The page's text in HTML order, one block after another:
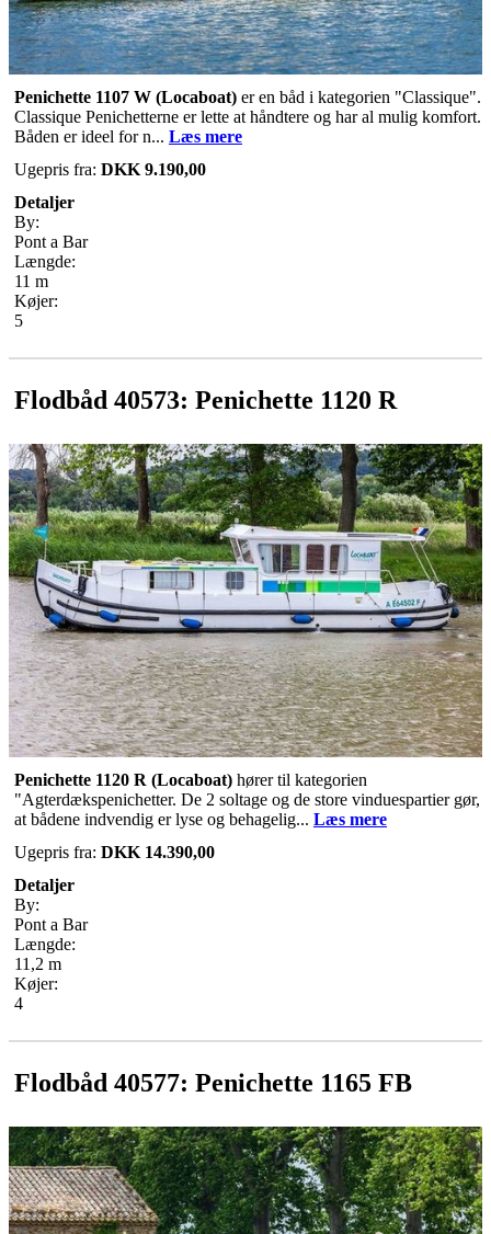
Penichette 1107 W (Locaboat) er en båd i kategorien "Classique".
Classique Penichetterne er lette at håndtere og har al mulig komfort.
Båden er ideel for n... Læs mere
Ugepris fra: DKK 9.190,00
Detaljer
By:
Pont a Bar
Længde:
11 m
Køjer:
5
Flodbåd 40573: Penichette 1120 R
Penichette 1120 R (Locaboat) hører til kategorien
"Agterdækspenichetter. De 2 soltage og de store vinduespartier gør,
at bådene indvendig er lyse og behagelig... Læs mere
Ugepris fra: DKK 14.390,00
Detaljer
By:
Pont a Bar
Længde:
11,2 m
Køjer:
4
Flodbåd 40577: Penichette 1165 FB